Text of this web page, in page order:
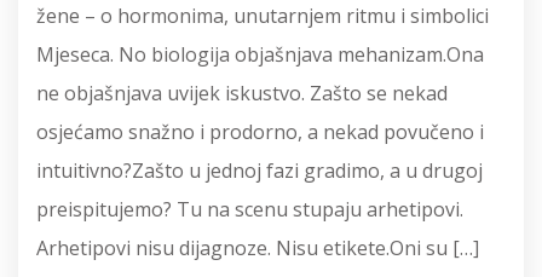
žene – o hormonima, unutarnjem ritmu i simbolici
Mjeseca. No biologija objašnjava mehanizam.Ona
ne objašnjava uvijek iskustvo. Zašto se nekad
osjećamo snažno i prodorno, a nekad povučeno i
intuitivno?Zašto u jednoj fazi gradimo, a u drugoj
preispitujemo? Tu na scenu stupaju arhetipovi.
Arhetipovi nisu dijagnoze. Nisu etikete.Oni su […]